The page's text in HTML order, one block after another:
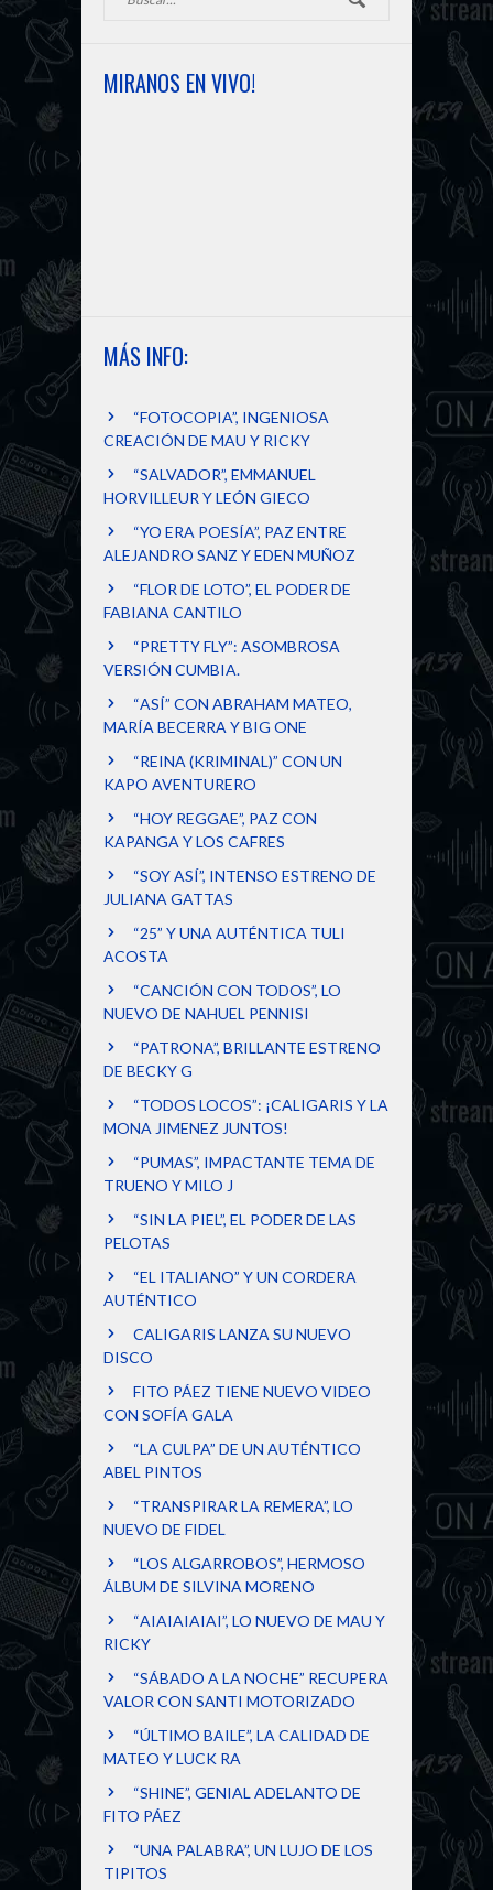
MIRANOS EN VIVO!
MÁS INFO:
“FOTOCOPIA”, INGENIOSA
CREACIÓN DE MAU Y RICKY
“SALVADOR”, EMMANUEL
HORVILLEUR Y LEÓN GIECO
“YO ERA POESÍA”, PAZ ENTRE
ALEJANDRO SANZ Y EDEN MUÑOZ
“FLOR DE LOTO”, EL PODER DE
FABIANA CANTILO
“PRETTY FLY”: ASOMBROSA
VERSIÓN CUMBIA.
“ASÍ” CON ABRAHAM MATEO,
MARÍA BECERRA Y BIG ONE
“REINA (KRIMINAL)” CON UN
KAPO AVENTURERO
“HOY REGGAE”, PAZ CON
KAPANGA Y LOS CAFRES
“SOY ASÍ”, INTENSO ESTRENO DE
JULIANA GATTAS
“25” Y UNA AUTÉNTICA TULI
ACOSTA
“CANCIÓN CON TODOS”, LO
NUEVO DE NAHUEL PENNISI
“PATRONA”, BRILLANTE ESTRENO
DE BECKY G
“TODOS LOCOS”: ¡CALIGARIS Y LA
MONA JIMENEZ JUNTOS!
“PUMAS”, IMPACTANTE TEMA DE
TRUENO Y MILO J
“SIN LA PIEL”, EL PODER DE LAS
PELOTAS
“EL ITALIANO” Y UN CORDERA
AUTÉNTICO
CALIGARIS LANZA SU NUEVO
DISCO
FITO PÁEZ TIENE NUEVO VIDEO
CON SOFÍA GALA
“LA CULPA” DE UN AUTÉNTICO
ABEL PINTOS
“TRANSPIRAR LA REMERA”, LO
NUEVO DE FIDEL
“LOS ALGARROBOS”, HERMOSO
ÁLBUM DE SILVINA MORENO
“AIAIAIAIAI”, LO NUEVO DE MAU Y
RICKY
“SÁBADO A LA NOCHE” RECUPERA
VALOR CON SANTI MOTORIZADO
“ÚLTIMO BAILE”, LA CALIDAD DE
MATEO Y LUCK RA
“SHINE”, GENIAL ADELANTO DE
FITO PÁEZ
“UNA PALABRA”, UN LUJO DE LOS
TIPITOS